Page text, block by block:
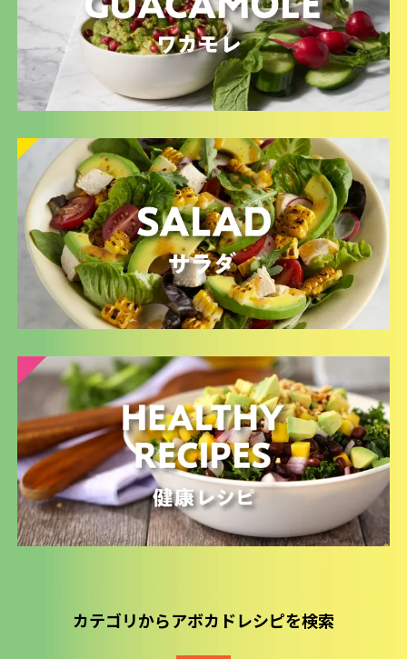
カテゴリからアボカドレシピを検索